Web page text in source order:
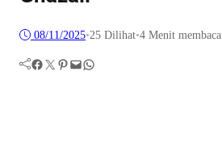
08/11/2025•25 Dilihat•4 Menit membaca
Facebook Twitter Pinterest Mail WhatsApp